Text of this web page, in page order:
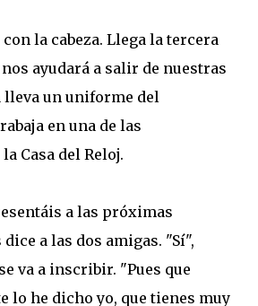
la cabeza. Llega la tercera
ayudará a salir de nuestras
lleva un uniforme del
en una de las
Casa del Reloj.
a las próximas
a las dos amigas. "Sí",
va a inscribir. "Pues que
lo he dicho yo, que tienes muy